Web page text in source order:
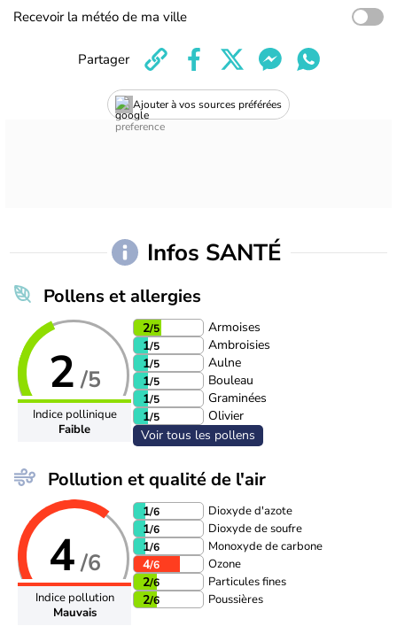
Recevoir la météo de ma ville
Ajouter à vos sources préférées
Partager
Infos SANTÉ
Pollens et allergies
2 /5
Indice pollinique
Faible
2/5
Armoises
1/5
Ambroisies
1/5
Aulne
1/5
Bouleau
1/5
Graminées
1/5
Olivier
Voir tous les pollens
Pollution et qualité de l'air
4/6
Indice pollution
Mauvais
1/6 Dioxyde d'azote
1/6 Dioxyde de soufre
1/6 Monoxyde de carbone
4/6 Ozone
2/6 Particules fines
2/6 Poussières